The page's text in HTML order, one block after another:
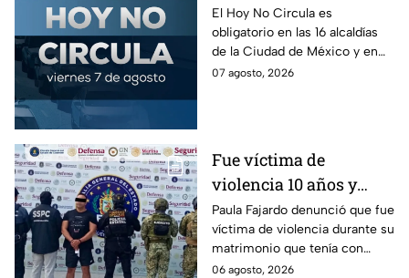
Revisa el Hoy No
Circula de este 7 de
agosto
El Hoy No Circula es
obligatorio en las 16 alcaldías
de la Ciudad de México y en
los municipios conurbados del
07 agosto, 2026
Fue víctima de
violencia 10 años y
hasta ahora detienen al
presunto agresor: el
caso de Paula Fajardo
Paula Fajardo denunció que fue
víctima de violencia durante su
matrimonio que tenía con
Jorge Francisco “N”, quien fue
06 agosto, 2026